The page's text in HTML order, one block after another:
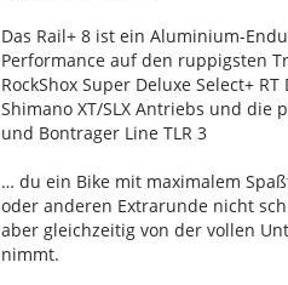
Das Rail+ 8 ist ein Aluminium-
Performance auf den ruppigsten
RockShox Super Deluxe Select+
Shimano XT/SLX Antriebs und die
und Bontrager Line TLR 3
… du ein Bike mit maximalem
oder anderen Extrarunde nicht
aber gleichzeitig von der vollen
nimmt.